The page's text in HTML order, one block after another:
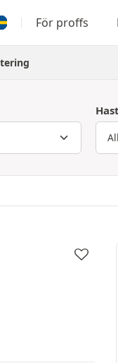
För proffs